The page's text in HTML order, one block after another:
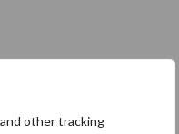
other tracking